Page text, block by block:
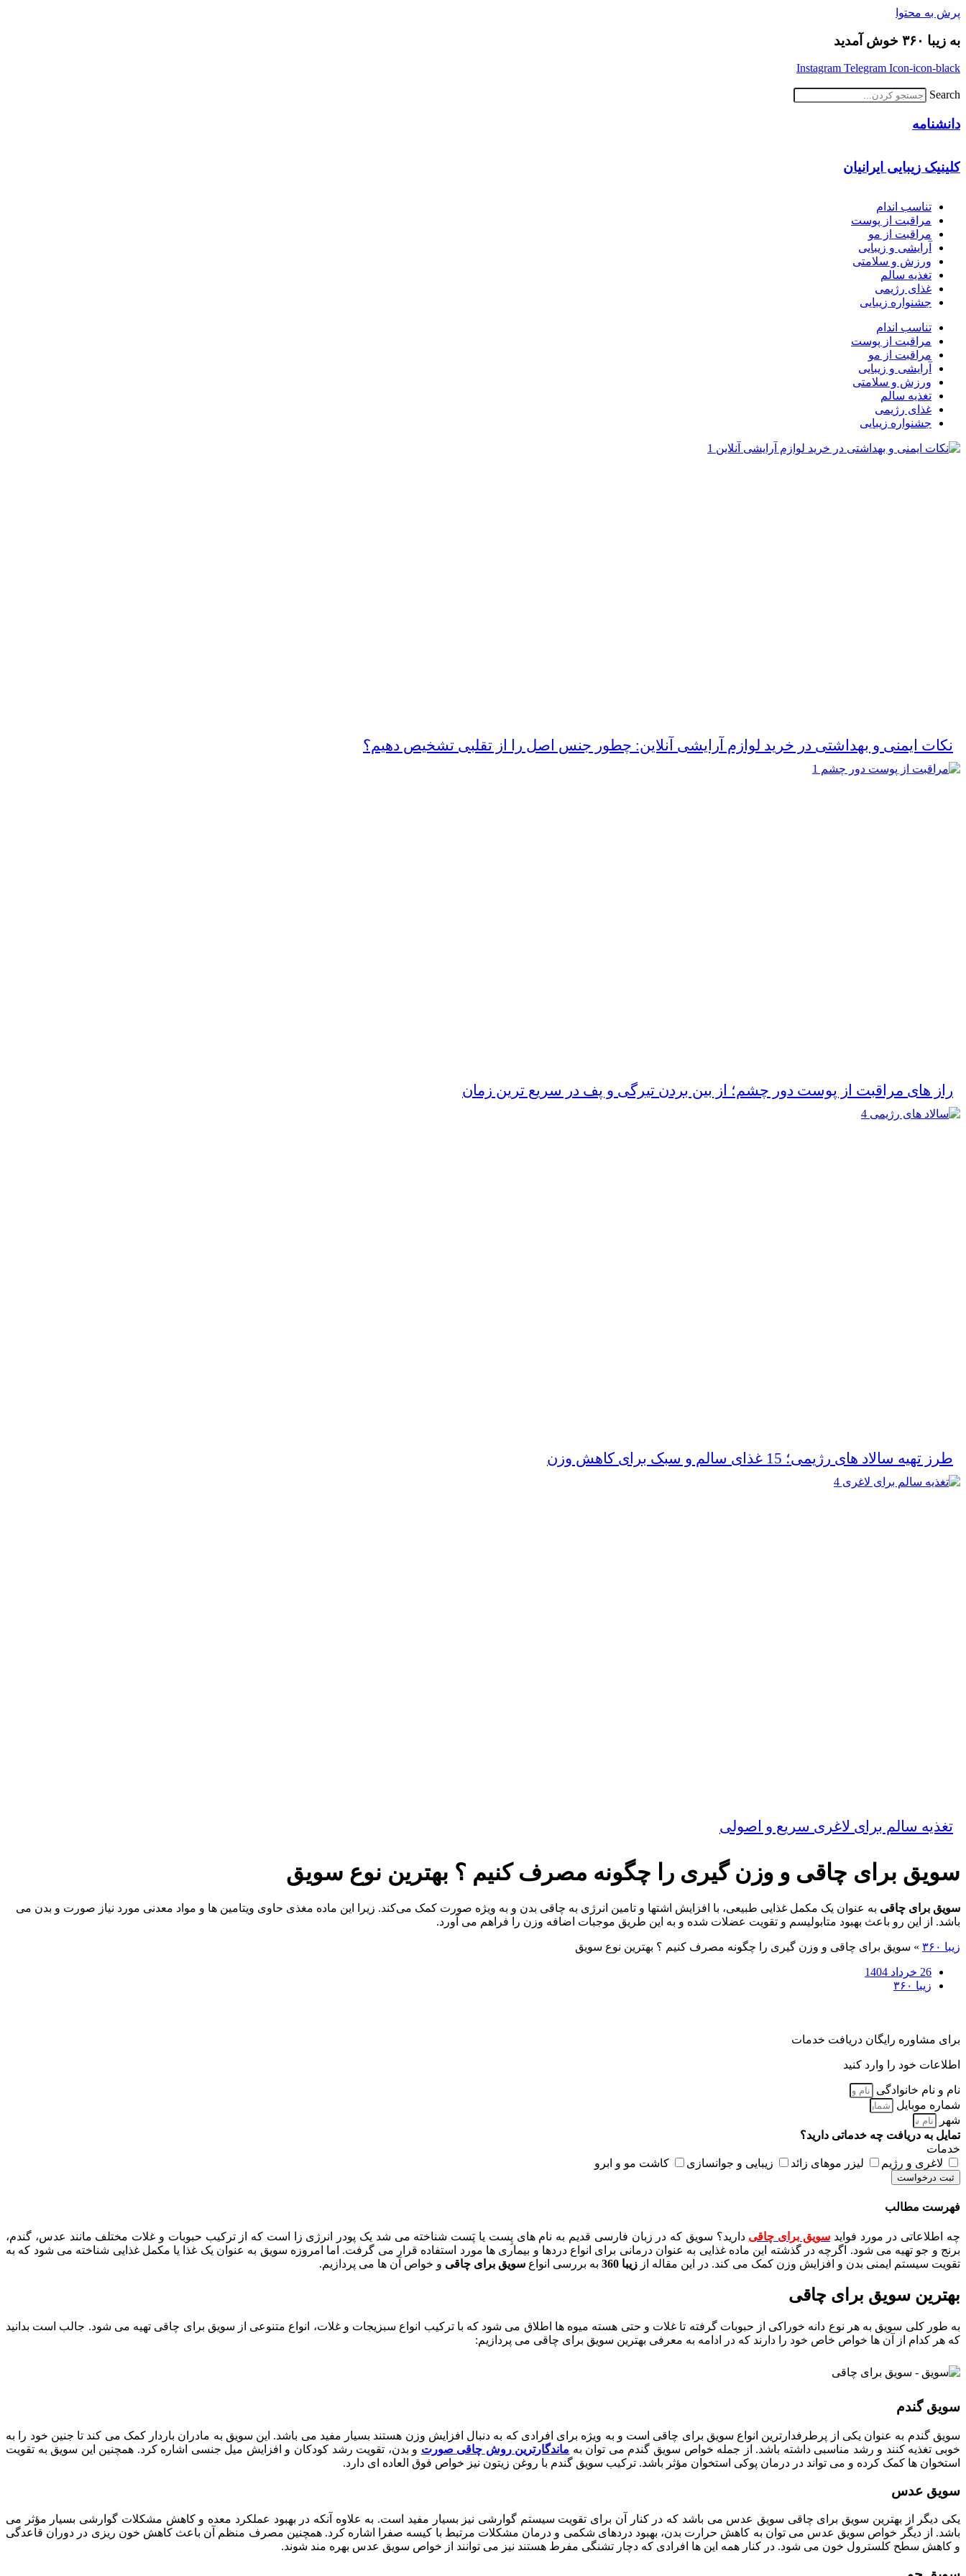
پرش به محتوا
به زیبا ۳۶۰ خوش آمدید
Instagram Telegram Icon-icon-black
Search
دانشنامه
کلینیک زیبایی ایرانیان
تناسب اندام
مراقبت از پوست
مراقبت از مو
آرایشی و زیبایی
ورزش و سلامتی
تغذیه سالم
غذای رژیمی
جشنواره زیبایی
تناسب اندام
مراقبت از پوست
مراقبت از مو
آرایشی و زیبایی
ورزش و سلامتی
تغذیه سالم
غذای رژیمی
جشنواره زیبایی
نکات ایمنی و بهداشتی در خرید لوازم آرایشی آنلاین: چطور جنس اصل را از تقلبی تشخیص دهیم؟
راز های مراقبت از پوست دور چشم؛ از بین بردن تیرگی و پف در سریع‌ ترین زمان
طرز تهیه سالاد های رژیمی؛ 15 غذای سالم و سبک برای کاهش وزن
تغذیه سالم برای لاغری سریع و اصولی
سویق برای چاقی و وزن گیری را چگونه مصرف کنیم ؟ بهترین نوع سویق
سویق برای چاقی به عنوان یک مکمل غذایی طبیعی، با افزایش اشتها و تامین انرژی به چاقی بدن و به ویژه صورت کمک می‌کند. زیرا این ماده مغذی حاوی ویتامین‌ ها و مواد معدنی مورد نیاز صورت و بدن می
باشد. از این رو باعث بهبود متابولیسم و تقویت عضلات شده و به این طریق موجبات اضافه وزن را فراهم می آورد.
زیبا ۳۶۰ » سویق برای چاقی و وزن گیری را چگونه مصرف کنیم ؟ بهترین نوع سویق
26 خرداد 1404
زیبا ۳۶۰
برای مشاوره رایگان دریافت خدمات
اطلاعات خود را وارد کنید
نام و نام خانوادگی
شماره موبایل
شهر
تمایل به دریافت چه خدماتی دارید؟
خدمات
لاغری و رژیم
لیزر موهای زائد زیبایی و جوانسازی کاشت مو و ابرو
ثبت درخواست
فهرست مطالب
چه اطلاعاتی در مورد فواید سویق برای چاقی دارید؟ سویق که در زبان فارسی قدیم به نام های پِست یا پَست شناخته می شد یک پودر انرژی زا است که از ترکیب حبوبات و غلات مختلف مانند عدس، گندم،
برنج و جو تهیه می شود. اگرچه در گذشته این ماده غذایی به عنوان درمانی برای انواع دردها و بیماری ها مورد استفاده قرار می گرفت. اما امروزه سویق به عنوان یک غذا یا مکمل غذایی شناخته می شود که به
تقویت سیستم ایمنی بدن و افزایش وزن کمک می کند. در این مقاله از زیبا 360 به بررسی انواع سویق برای چاقی و خواص آن ها می پردازیم.
بهترین سویق برای چاقی
به طور کلی سویق به هر نوع دانه خوراکی از حبوبات گرفته تا غلات و حتی هسته میوه ها اطلاق می شود که با ترکیب انواع سبزیجات و غلات، انواع متنوعی از سویق برای چاقی تهیه می شود. جالب است بدانید
که هر کدام از آن ها خواص خاص خود را دارند که در ادامه به معرفی بهترین سویق برای چاقی می پردازیم:
سویق گندم
سویق گندم به عنوان یکی از پرطرفدارترین انواع سویق برای چاقی است و به ویژه برای افرادی که به دنبال افزایش وزن هستند بسیار مفید می باشد. این سویق به مادران باردار کمک می کند تا جنین خود را به
خوبی تغذیه کنند و رشد مناسبی داشته باشد. از جمله خواص سویق گندم می توان به ماندگارترین روش چاقی صورت و بدن، تقویت رشد کودکان و افزایش میل جنسی اشاره کرد. همچنین این سویق به تقویت
استخوان ها کمک کرده و می تواند در درمان پوکی استخوان مؤثر باشد. ترکیب سویق گندم با روغن زیتون نیز خواص فوق العاده ای دارد.
سویق عدس
یکی دیگر از بهترین سویق برای چاقی سویق عدس می باشد که در کنار آن برای تقویت سیستم گوارشی نیز بسیار مفید است. به علاوه آنکه در بهبود عملکرد معده و کاهش مشکلات گوارشی بسیار مؤثر می
باشد. از دیگر خواص سویق عدس می توان به کاهش حرارت بدن، بهبود دردهای شکمی و درمان مشکلات مرتبط با کیسه صفرا اشاره کرد. همچنین مصرف منظم آن باعث کاهش خون ریزی در دوران قاعدگی
و کاهش سطح کلسترول خون می شود. در کنار همه این ها افرادی که دچار تشنگی مفرط هستند نیز می توانند از خواص سویق عدس بهره مند شوند.